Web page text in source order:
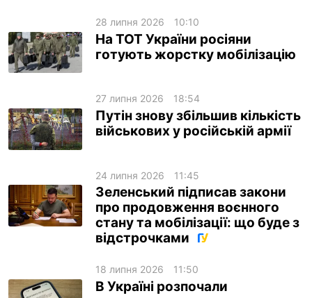
архів
gambling
28 липня 2026 10:10
На ТОТ України росіяни
готують жорстку мобілізацію
27 липня 2026 18:54
Путін знову збільшив кількість
військових у російській армії
24 липня 2026 11:45
Зеленський підписав закони
про продовження воєнного
стану та мобілізації: що буде з
відстрочками
18 липня 2026 11:50
В Україні розпочали